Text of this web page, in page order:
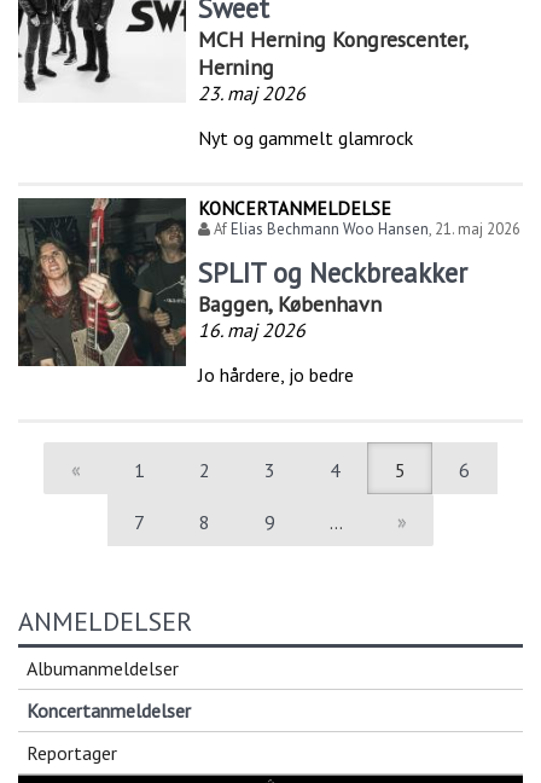
Sweet
MCH Herning Kongrescenter,
Herning
23. maj 2026
Nyt og gammelt glamrock
KONCERTANMELDELSE
AfElias Bechmann Woo Hansen, 21. maj 2026
SPLIT og Neckbreakker
Baggen, København
16. maj 2026
Jo hårdere, jo bedre
« 1 2 3 4 5 6
7 8 9 … »
ANMELDELSER
Albumanmeldelser
Koncertanmeldelser
Reportager